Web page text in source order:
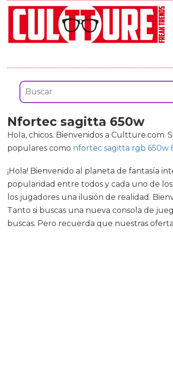
Nfortec sagitta 650w
Hola, chicos. Bienvenidos a Cultture.com.
populares como nfortec sagitta rgb
¡Hola! Bienvenido al planeta de fantasía
popularidad entre todos y cada uno de
los jugadores una ilusión de realidad.
Tanto si buscas una nueva consola de
buscas. Pero recuerda que nuestras